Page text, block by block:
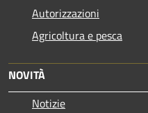
Autorizzazioni
Agricoltura e pesca
NOVITÀ
Notizie